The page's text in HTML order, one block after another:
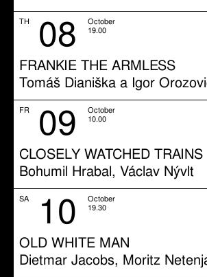
TH 08
October
19.00
FRANKIE THE ARMLESS
Tomáš Dianiška a Igor
FR 09
October
10.00
CLOSELY WATCHED TRAINS
Bohumil Hrabal, Václav Nývlt
SA 10
October
19.30
OLD WHITE MAN
Dietmar Jacobs, Moritz